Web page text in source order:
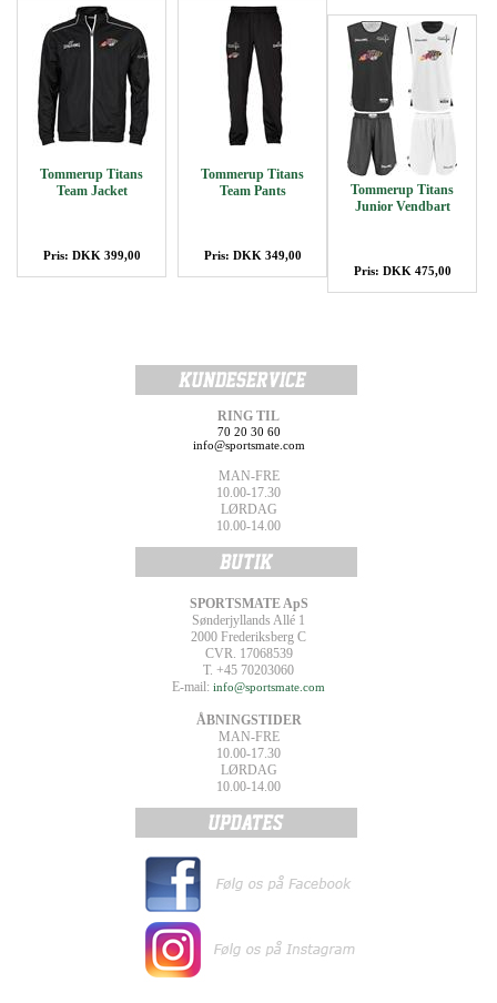
Tommerup Titans
Team Jacket
Pris: DKK 399,00
Tommerup Titans
Team Pants
Pris: DKK 349,00
Tommerup Titans
Junior Vendbart
Pris: DKK 475,00
RING TIL
70 20 30 60
info@sportsmate.com
MAN-FRE
10.00-17.30
LØRDAG
10.00-14.00
SPORTSMATE ApS
Sønderjyllands Allé 1
2000 Frederiksberg C
CVR. 17068539
T. +45 70203060
E-mail: info@sportsmate.com
ÅBNINGSTIDER
MAN-FRE
10.00-17.30
LØRDAG
10.00-14.00